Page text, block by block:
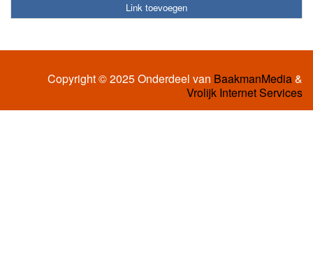
Link toevoegen
Copyright © 2025 Onderdeel van BaakmanMedia&
Vrolijk Internet Services